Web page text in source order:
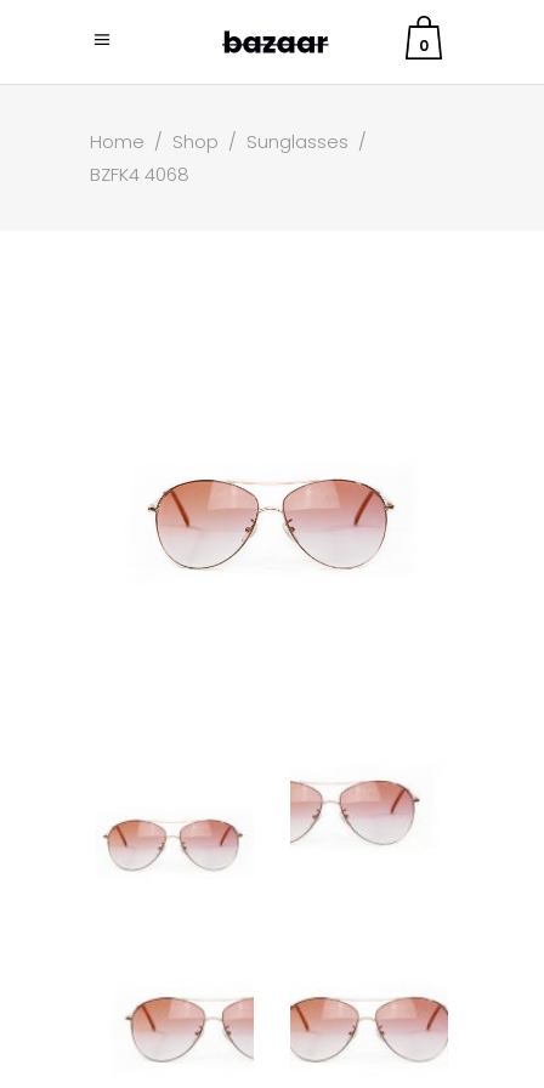
0
Home / Shop / Sunglasses /
BZFK4 4068